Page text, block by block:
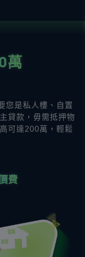
萬
您是私人樓、自置
貸款，毋需抵押物
可達200萬，輕鬆
費